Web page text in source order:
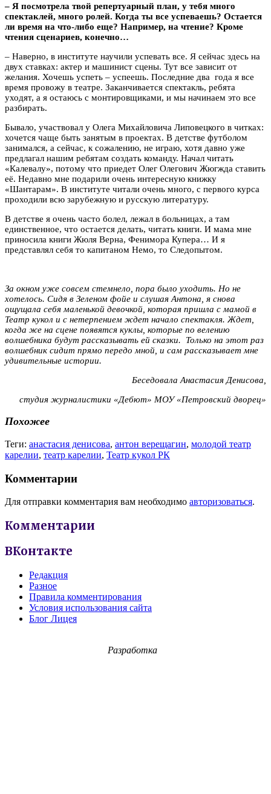
– Я посмотрела твой репертуарный план, у тебя много
спектаклей, много ролей. Когда ты все успеваешь? Остается
ли время на что-либо еще? Например, на чтение? Кроме
чтения сценариев, конечно…
– Наверно, в институте научили успевать все. Я сейчас здесь на
двух ставках: актер и машинист сцены. Тут все зависит от
желания. Хочешь успеть – успеешь. Последние два года я все
время провожу в театре. Заканчивается спектакль, ребята
уходят, а я остаюсь с монтировщиками, и мы начинаем это все
разбирать.
Бывало, участвовал у Олега Михайловича Липовецкого в читках:
хочется чаще быть занятым в проектах. В детстве футболом
занимался, а сейчас, к сожалению, не играю, хотя давно уже
предлагал нашим ребятам создать команду. Начал читать
«Калевалу», потому что приедет Олег Олегович Жюгжда ставить
её. Недавно мне подарили очень интересную книжку
«Шантарам». В институте читали очень много, с первого курса
проходили всю зарубежную и русскую литературу.
В детстве я очень часто болел, лежал в больницах, а там
единственное, что остается делать, читать книги. И мама мне
приносила книги Жюля Верна, Фенимора Купера… И я
представлял себя то капитаном Немо, то Следопытом.
За окном уже совсем стемнело, пора было уходить. Но не
хотелось. Сидя в Зеленом фойе и слушая Антона, я снова
ощущала себя маленькой девочкой, которая пришла с мамой в
Театр кукол и с нетерпением ждет начало спектакля. Ждет,
когда же на сцене появятся куклы, которые по велению
волшебника будут рассказывать ей сказки. Только на этот раз
волшебник сидит прямо передо мной, и сам рассказывает мне
удивительные истории.
Беседовала Анастасия Денисова,
студия журналистики «Дебют» МОУ «Петровский дворец»
Похожее
Теги: анастасия денисова, антон верещагин, молодой театр
карелии, театр карелии, Театр кукол РК
Комментарии
Для отправки комментария вам необходимо авторизоваться.
Комментарии
ВКонтакте
Редакция
Разное
Правила комментирования
Условия использования сайта
Блог Лицея
Разработка